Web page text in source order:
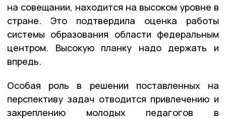
на совещании, находится на высоком уровне в
стране. Это подтвердила оценка работы
системы образования области федеральным
центром. Высокую планку надо держать и
впредь.
Особая роль в решении поставленных на
перспективу задач отводится привлечению и
закреплению молодых педагогов в